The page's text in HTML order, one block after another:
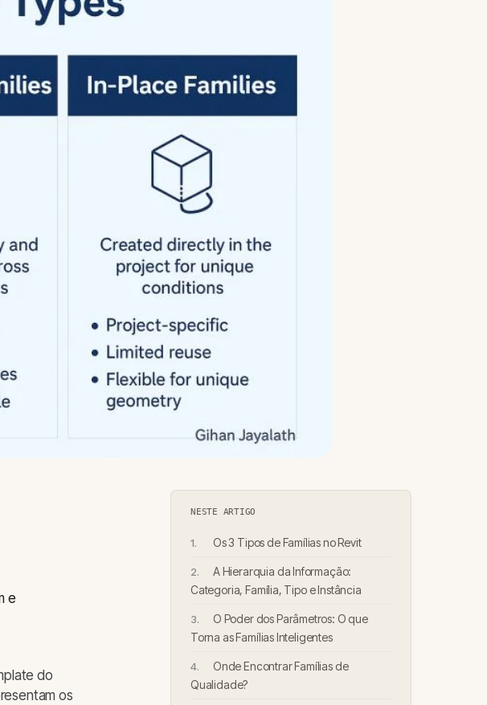
e
do
os
NESTE ARTIGO
Os 3 Tipos de Famílias no Revit
A Hierarquia da Informação:
Categoria, Família, Tipo e Instância
O Poder dos Parâmetros: O que
Torna as Famílias Inteligentes
Onde Encontrar Famílias de
Qualidade?